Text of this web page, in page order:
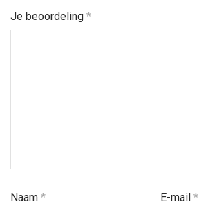
Je beoordeling *
Naam * E-mail*